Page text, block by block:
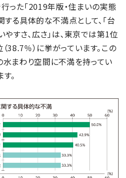
った「2019年版・住まいの実態
する具体的な不満点として、「台
やすさ、広さ」は、東京では第1位
38.7％）に挙がっています。この
水まわり空間に不満を持ってい
。